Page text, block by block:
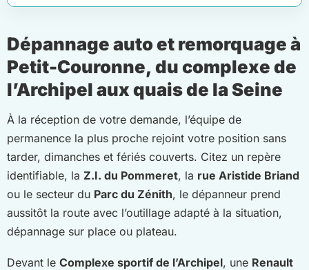
Dépannage auto et remorquage à
Petit-Couronne, du complexe de
l’Archipel aux quais de la Seine
À la réception de votre demande, l’équipe de
permanence la plus proche rejoint votre position sans
tarder, dimanches et fériés couverts. Citez un repère
identifiable, la Z.I. du Pommeret, la rue Aristide Briand
ou le secteur du Parc du Zénith, le dépanneur prend
aussitôt la route avec l’outillage adapté à la situation,
dépannage sur place ou plateau.
Devant le Complexe sportif de l’Archipel, une Renault